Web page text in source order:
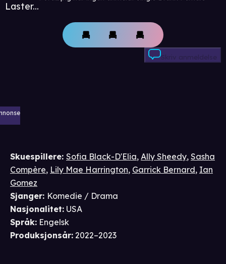
Laster...
Skriv anmeldelse
Skuespillere: Sofia Black-D'Elia, Ally Sheedy, Sasha
Compère, Lily Mae Harrington, Garrick Bernard, Ian
Gomez
Sjanger: Komedie / Drama
Nasjonalitet: USA
Språk: Engelsk
Produksjonsår: 2022–2023